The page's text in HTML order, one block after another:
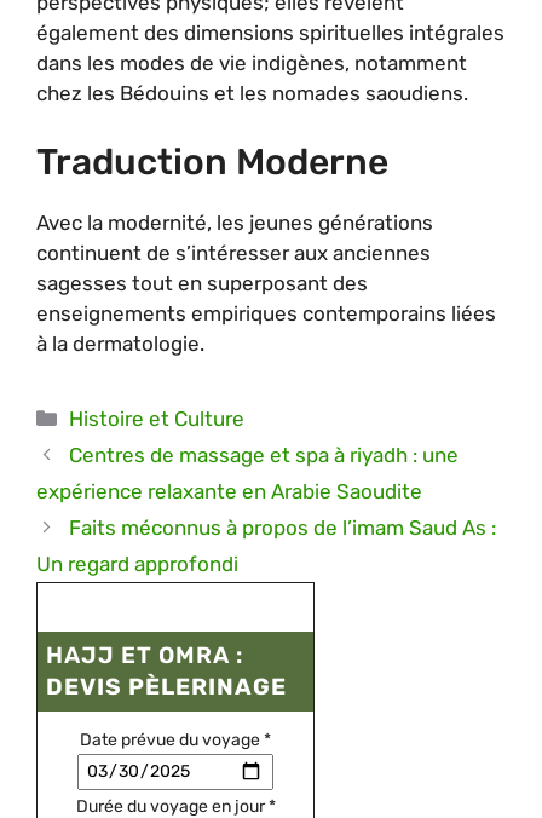
également des dimensions spirituelles intégrales
dans les modes de vie indigènes, notamment
chez les Bédouins et les nomades saoudiens.
Traduction Moderne
Avec la modernité, les jeunes générations
continuent de s’intéresser aux anciennes
sagesses tout en superposant des
enseignements empiriques contemporains liées
à la dermatologie.
Catégories
Histoire et Culture
Centres de massage et spa à riyadh : une
expérience relaxante en Arabie Saoudite
Faits méconnus à propos de l’imam Saud As :
Un regard approfondi
HAJJ ET OMRA :
DEVIS PÈLERINAGE
Date prévue du voyage*
Durée du voyage en jour*